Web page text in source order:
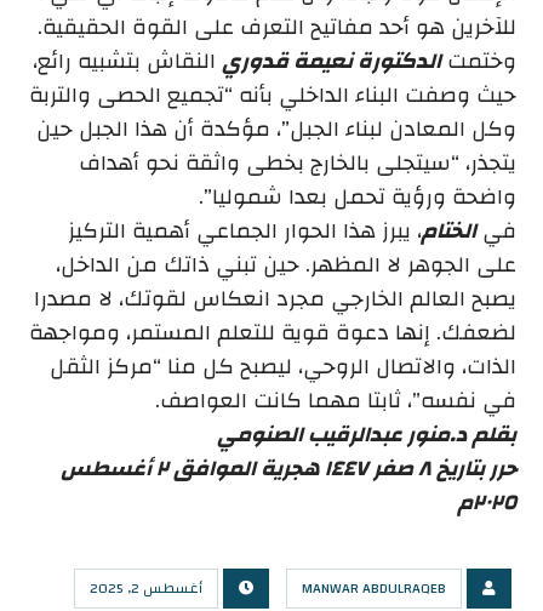
للآخرين هو أحد مفاتيح التعرف على القوة الحقيقية.
وختمتالدكتورة نعيمة قدوريالنقاش بتشبيه رائع،
حيث وصفت البناء الداخلي بأنه “تجميع الحصى والتربة
وكل المعادن لبناء الجبل”، مؤكدة أن هذا الجبل حين
يتجذر، “سيتجلى بالخارج بخطى واثقة نحو أهداف
واضحة ورؤية تحمل بعدا شموليا”.
فيالختام، يبرز هذا الحوار الجماعي أهمية التركيز
على الجوهر لا المظهر. حين تبني ذاتك من الداخل،
يصبح العالم الخارجي مجرد انعكاس لقوتك، لا مصدرا
لضعفك. إنها دعوة قوية للتعلم المستمر، ومواجهة
الذات، والاتصال الروحي، ليصبح كل منا “مركز الثقل
في نفسه”، ثابتا مهما كانت العواصف.
بقلم د.منور عبدالرقيب الصنومي
حرر بتاريخ ٨ صفر ١٤٤٧ هجرية الموافق ٢ أغسطس
٢٠٢٥م
MANWAR ABDULRAQEB أغسطس 2, 2025